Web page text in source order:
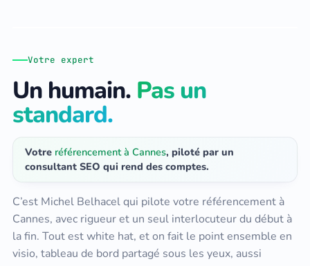
Votre expert
Un humain. Pas un
standard.
Votre référencement à Cannes, piloté par un
consultant SEO qui rend des comptes.
C’est Michel Belhacel qui pilote votre référencement à
Cannes, avec rigueur et un seul interlocuteur du début à
la fin. Tout est white hat, et on fait le point ensemble en
visio, tableau de bord partagé sous les yeux, aussi